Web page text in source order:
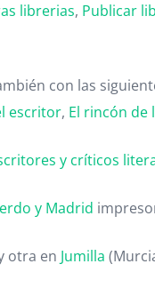
librerias, Publicar
con las
escritor, El rincón de
y críticos
y Madrid
otra en Jumilla